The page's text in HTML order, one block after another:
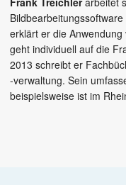
erklärt er die
geht individuell auf die
2013 schreibt er
-verwaltung. Sein
beispielsweise ist im